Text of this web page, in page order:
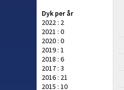
Dyk per år
2022 : 2
2021 : 0
2020 : 0
2019 : 1
2018 : 6
2017 : 3
2016 : 21
2015 : 10